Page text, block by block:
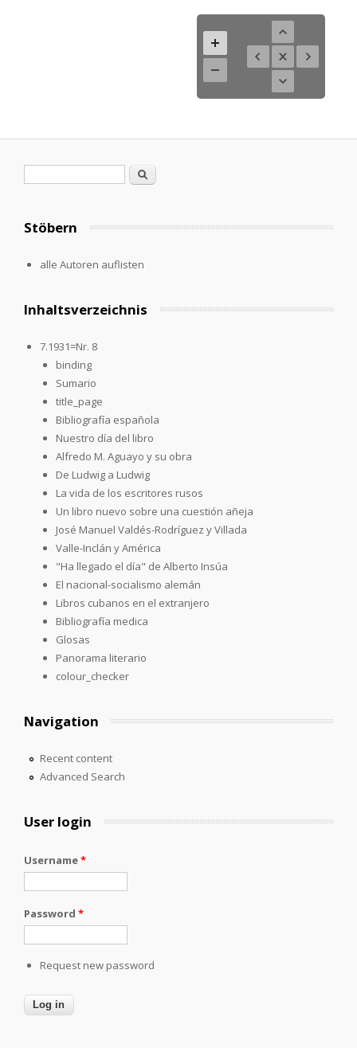
Search
Stöbern
alle Autoren auflisten
Inhaltsverzeichnis
7.1931=Nr. 8
binding
Sumario
title_page
Bibliografía española
Nuestro día del libro
Alfredo M. Aguayo y su obra
De Ludwig a Ludwig
La vida de los escritores rusos
Un libro nuevo sobre una cuestión añeja
José Manuel Valdés-Rodríguez y Villada
Valle-Inclán y América
"Ha llegado el día" de Alberto Insúa
El nacional-socialismo alemán
Libros cubanos en el extranjero
Bibliografía medica
Glosas
Panorama literario
colour_checker
Navigation
Recent content
Advanced Search
User login
Username*
Password *
Request new password